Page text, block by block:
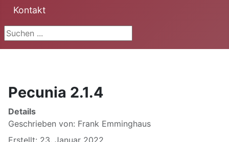
Kontakt
Suchen ...
Pecunia 2.1.4
Details
Geschrieben von: Frank Emminghaus